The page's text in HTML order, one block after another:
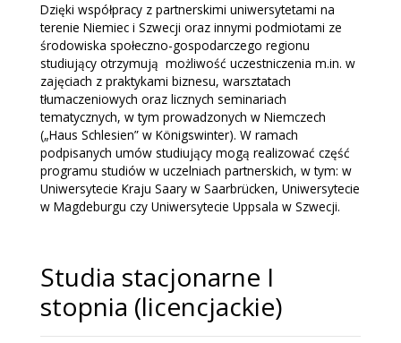
Dzięki współpracy z partnerskimi uniwersytetami na
terenie Niemiec i Szwecji oraz innymi podmiotami ze
środowiska społeczno-gospodarczego regionu
studiujący otrzymują możliwość uczestniczenia m.in. w
zajęciach z praktykami biznesu, warsztatach
tłumaczeniowych oraz licznych seminariach
tematycznych, w tym prowadzonych w Niemczech
(„Haus Schlesien” w Königswinter). W ramach
podpisanych umów studiujący mogą realizować część
programu studiów w uczelniach partnerskich, w tym: w
Uniwersytecie Kraju Saary w Saarbrücken, Uniwersytecie
w Magdeburgu czy Uniwersytecie Uppsala w Szwecji.
Studia stacjonarne I
stopnia (licencjackie)